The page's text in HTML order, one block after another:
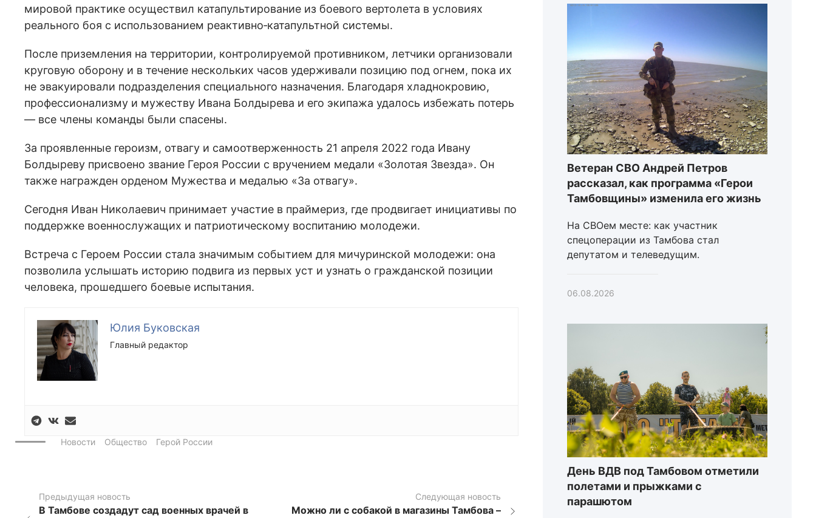
мировой практике осуществил катапультирование из боевого вертолета в условиях
реального боя с использованием реактивно‑катапультной системы.
После приземления на территории, контролируемой противником, летчики организовали
круговую оборону и в течение нескольких часов удерживали позицию под огнем, пока их
не эвакуировали подразделения специального назначения. Благодаря хладнокровию,
профессионализму и мужеству Ивана Болдырева и его экипажа удалось избежать потерь
— все члены команды были спасены.
За проявленные героизм, отвагу и самоотверженность 21 апреля 2022 года Ивану
Болдыреву присвоено звание Героя России с вручением медали «Золотая Звезда». Он
также награжден орденом Мужества и медалью «За отвагу».
Сегодня Иван Николаевич принимает участие в праймериз, где продвигает инициативы по
поддержке военнослужащих и патриотическому воспитанию молодежи.
Встреча с Героем России стала значимым событием для мичуринской молодежи: она
позволила услышать историю подвига из первых уст и узнать о гражданской позиции
человека, прошедшего боевые испытания.
Юлия Буковская
Главный редактор
Новости Общество Герой России
Предыдущая новость
В Тамбове создадут сад военных врачей в
Следующая новость
Можно ли с собакой в магазины Тамбова –
Ветеран СВО Андрей Петров
рассказал, как программа «Герои
Тамбовщины» изменила его жизнь
На СВОем месте: как участник
спецоперации из Тамбова стал
депутатом и телеведущим.
06.08.2026
День ВДВ под Тамбовом отметили
полетами и прыжками с
парашютом